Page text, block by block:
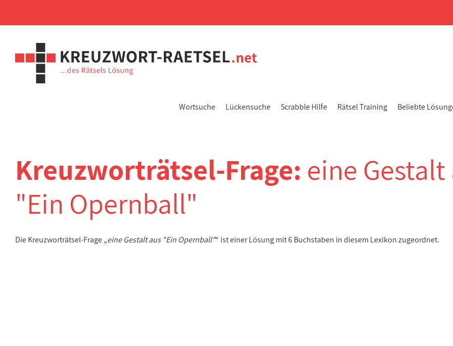
Wortsuche Lückensuche Scrabble Hilfe Rätsel Training Beliebte
Kreuzworträtsel-Frage: eine Gestalt
"Ein Opernball"
Die Kreuzworträtsel-Frage „eine Gestalt aus "Ein Opernball"“ ist einer Lösung mit 6 Buchstaben in diesem Lexikon zugeordnet.